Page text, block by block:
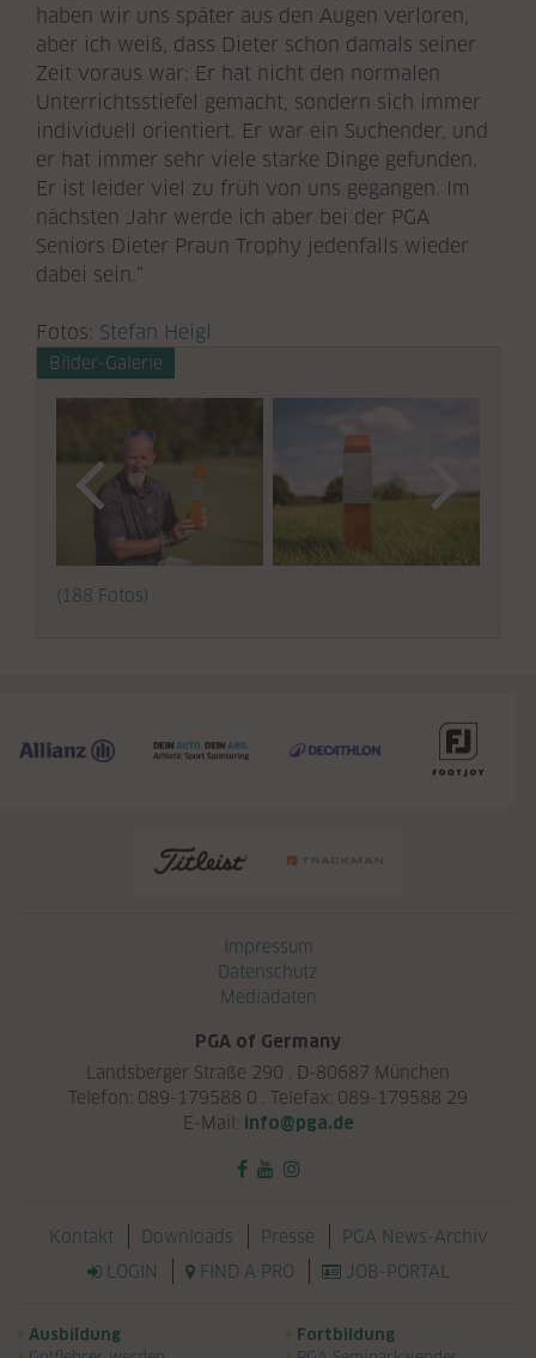
haben wir uns später aus den Augen verloren,
aber ich weiß, dass Dieter schon damals seiner
Zeit voraus war: Er hat nicht den normalen
Unterrichtsstiefel gemacht, sondern sich immer
individuell orientiert. Er war ein Suchender, und
er hat immer sehr viele starke Dinge gefunden.
Er ist leider viel zu früh von uns gegangen. Im
nächsten Jahr werde ich aber bei der PGA
Seniors Dieter Praun Trophy jedenfalls wieder
dabei sein.“
Fotos: Stefan Heigl
Bilder-Galerie
(188 Fotos)
Impressum
Datenschutz
Mediadaten
PGA of Germany
Landsberger Straße 290 . D-80687 München
Telefon: 089-179588 0 . Telefax: 089-179588 29
E-Mail: info@pga.de
Navigation überspringen
Kontakt Downloads Presse
PGA News-Archiv
LOGIN
FIND A PRO JOB-PORTAL
Navigation überspringen
Ausbildung
Fortbildung